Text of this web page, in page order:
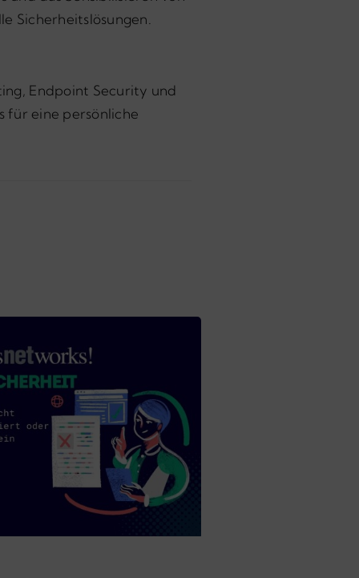
Sicherheitslösungen.
Endpoint Security und
für eine persönliche